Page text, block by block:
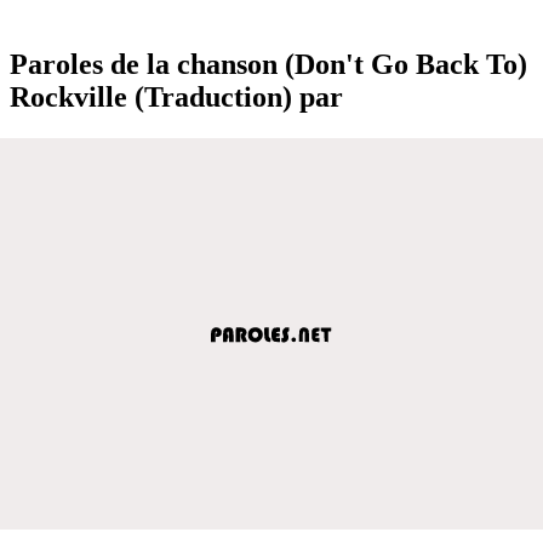
Paroles de la chanson (Don't Go Back To)
Rockville (Traduction) par